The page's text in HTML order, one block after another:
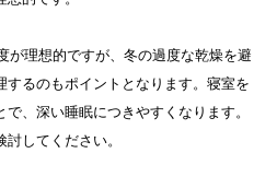
が理想的ですが、冬の過度な乾燥を避
するのもポイントとなります。寝室を
、深い睡眠につきやすくなります。
してください。